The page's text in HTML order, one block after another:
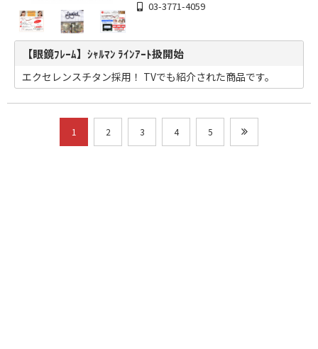
03-3771-4059
【眼鏡ﾌﾚｰﾑ】ｼｬﾙﾏﾝ ﾗｲﾝｱｰﾄ扱開始
エクセレンスチタン採用！ TVでも紹介された商品です。
1 2 3 4 5